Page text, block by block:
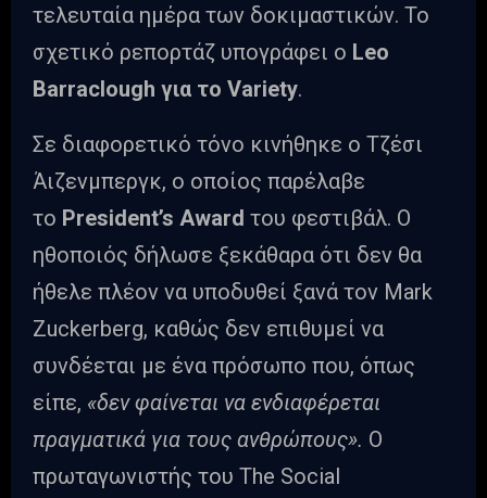
τελευταία ημέρα των δοκιμαστικών. Το
σχετικό ρεπορτάζ υπογράφει ο Leo
Barraclough για το Variety.
Σε διαφορετικό τόνο κινήθηκε ο Τζέσι
Άιζενμπεργκ, ο οποίος παρέλαβε
το President’s Award του φεστιβάλ. Ο
ηθοποιός δήλωσε ξεκάθαρα ότι δεν θα
ήθελε πλέον να υποδυθεί ξανά τον Mark
Zuckerberg, καθώς δεν επιθυμεί να
συνδέεται με ένα πρόσωπο που, όπως
είπε, «δεν φαίνεται να ενδιαφέρεται
πραγματικά για τους ανθρώπους». Ο
πρωταγωνιστής του The Social